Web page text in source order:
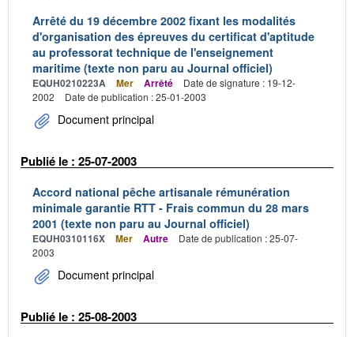
Arrêté du 19 décembre 2002 fixant les modalités
d'organisation des épreuves du certificat d'aptitude
au professorat technique de l'enseignement
maritime (texte non paru au Journal officiel)
EQUH0210223A Mer Arrêté
Date de signature : 19-12-
2002
Date de publication : 25-01-2003
Document principal
Publié le : 25-07-2003
Accord national pêche artisanale rémunération
minimale garantie RTT - Frais commun du 28 mars
2001 (texte non paru au Journal officiel)
EQUH0310116X Mer Autre
Date de publication : 25-07-
2003
Document principal
Publié le : 25-08-2003